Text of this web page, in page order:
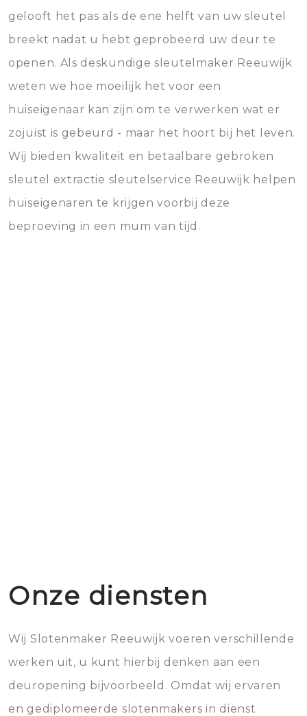
gelooft het pas als de ene helft van uw sleutel
breekt nadat u hebt geprobeerd uw deur te
openen. Als deskundige sleutelmaker Reeuwijk
weten we hoe moeilijk het voor een
huiseigenaar kan zijn om te verwerken wat er
zojuist is gebeurd - maar het hoort bij het leven.
Wij bieden kwaliteit en betaalbare gebroken
sleutel extractie sleutelservice Reeuwijk helpen
huiseigenaren te krijgen voorbij deze
beproeving in een mum van tijd.
Onze diensten
Wij Slotenmaker Reeuwijk voeren verschillende
werken uit, u kunt hierbij denken aan een
deuropening bijvoorbeeld. Omdat wij ervaren
en gediplomeerde slotenmakers in dienst